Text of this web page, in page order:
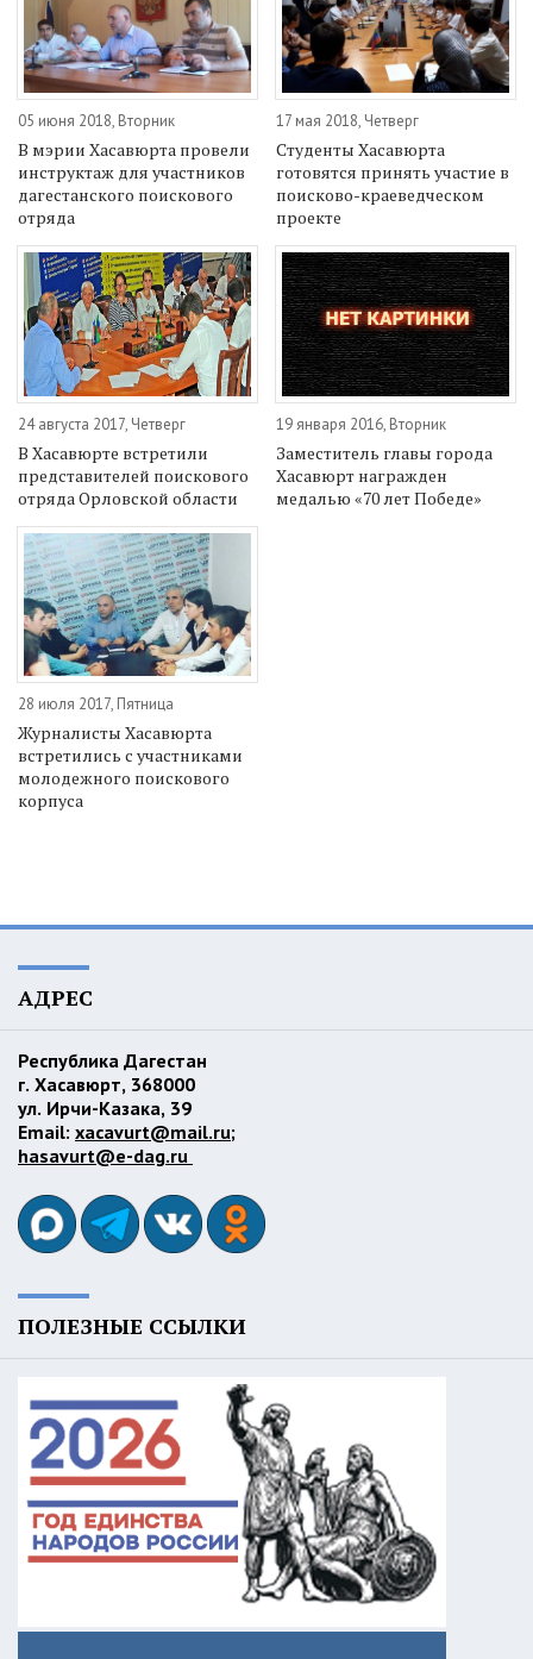
05 июня 2018, Вторник
В мэрии Хасавюрта провели
инструктаж для участников
дагестанского поискового
отряда
17 мая 2018, Четверг
Студенты Хасавюрта
готовятся принять участие в
поисково-краеведческом
проекте
24 августа 2017, Четверг
В Хасавюрте встретили
представителей поискового
отряда Орловской области
19 января 2016, Вторник
Заместитель главы города
Хасавюрт награжден
медалью «70 лет Победе»
28 июля 2017, Пятница
Журналисты Хасавюрта
встретились с участниками
молодежного поискового
корпуса
АДРЕС
Республика Дагестан
г. Хасавюрт, 368000
ул. Ирчи-Казака, 39
Email: xacavurt@mail.ru;
hasavurt@e-dag.ru
ПОЛЕЗНЫЕ ССЫЛКИ